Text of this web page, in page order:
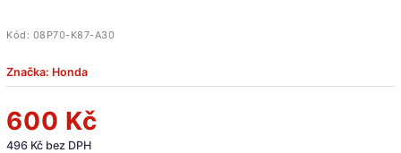
Kód: 08P70-K87-A30
Značka: Honda
600 Kč
496 Kč bez DPH